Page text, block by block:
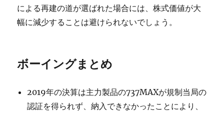
による再建の道が選ばれた場合には、株式価値が大
幅に減少することは避けられないでしょう。
ボーイングまとめ
2019年の決算は主力製品の737MAXが規制当局の
認証を得られず、納入できなかったことにより、